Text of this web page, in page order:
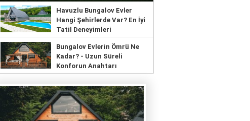
Havuzlu Bungalov Evler
Hangi Şehirlerde Var? En İyi
Tatil Deneyimleri
Bungalov Evlerin Ömrü Ne
Kadar? - Uzun Süreli
Konforun Anahtarı